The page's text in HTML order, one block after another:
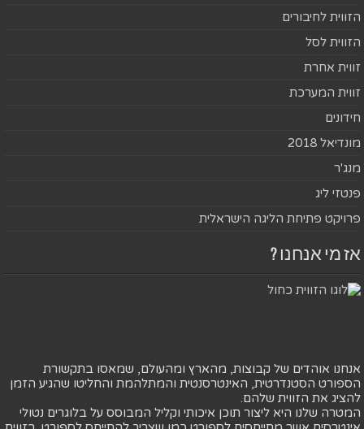
הזווית לחיבורים
הזווית לסל
זווית אחרת
זווית המערכת
חידונים
מונדיאל 2018
מנג'ר
פנטזי ליג
פרויקט פתיחת הליגה הישראלית
אז מי אנחנו ?
אנחנו אוהדים של קבוצות, מהארץ ומהעולם, שמאסו בתקשורת
הספורט הסטנדרטית, האינטרסנטית והמתלהמת והחליטו שהגיע הזמן
להציג את הזווית שלהם.
המטרה שלנו היא ליצור תוכן איכותי וקליל המבוסס על בלוגרים נטולי